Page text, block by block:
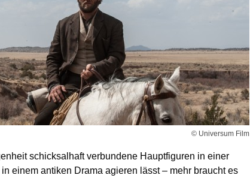
© Universum Film
schicksalhaft verbundene Hauptfiguren in einer
einem antiken Drama agieren lässt – mehr braucht es